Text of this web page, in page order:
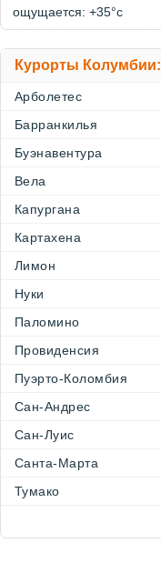
ощущается: +35°c
Курорты Колумбии:
Арболетес
Барранкилья
Буэнавентура
Вела
Капургана
Картахена
Лимон
Нуки
Паломино
Провиденсия
Пуэрто-Коломбия
Сан-Андрес
Сан-Луис
Санта-Марта
Тумако